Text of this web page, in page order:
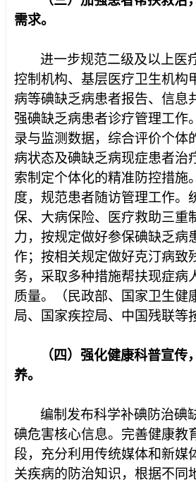
需求。
进一步规范二级及以上医
控制机构、基层医疗卫生机构
病等碘缺乏病患者报告、信息
强碘缺乏病患者诊疗管理工作
录与监测数据，综合评价个体
病状态及碘缺乏病现症患者治
索制定个体化的精准防控措施
度，规范患者随访管理工作。
保、大病保险、医疗救助三重
力，按规定做好参保碘缺乏病
作；按相关规定做好克汀病致
务，采取多种措施帮扶现症病
质量。（民政部、国家卫生健
局、国家疾控局、中国残联等
（四）强化健康科普宣传
养。
编制发布科学补碘防治碘
碘危害核心信息。完善健康教
段，充分利用传统媒体和新媒
关疾病的防治知识，根据不同